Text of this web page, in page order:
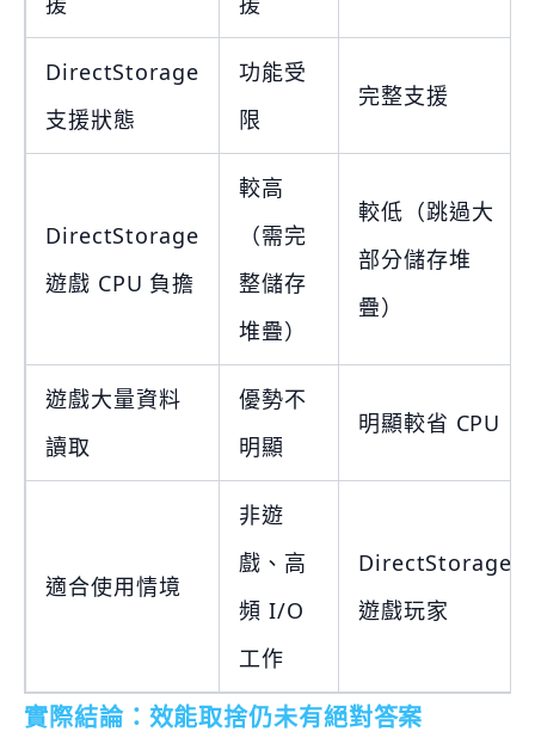
DirectStorage
支援狀態
功能受
限
完整支援
DirectStorage
遊戲 CPU 負擔
較高
（需完
整儲存
堆疊）
較低（跳過大
部分儲存堆
疊）
遊戲大量資料
讀取
優勢不
明顯
明顯較省 CPU
適合使用情境
非遊
戲、高
頻 I/O
工作
DirectStorage
遊戲玩家
實際結論：效能取捨仍未有絕對答案